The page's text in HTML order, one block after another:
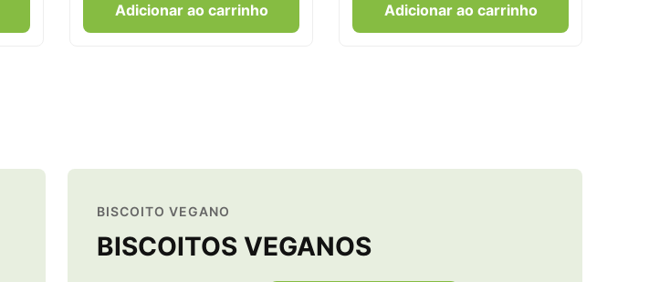
Adicionar ao carrinho Adicionar ao carrinho
BISCOITO VEGANO
BISCOITOS VEGANOS